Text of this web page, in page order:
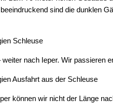
sind die dunklen
nach Ieper. Wir passieren
können wir nicht der Länge